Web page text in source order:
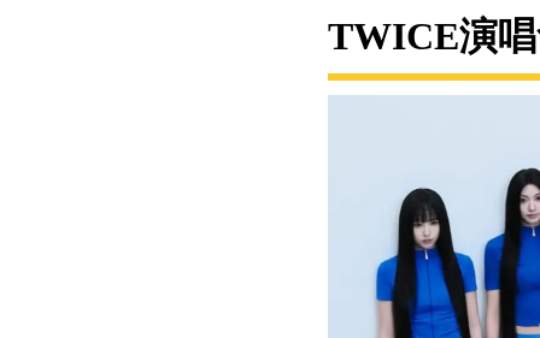
TWICE演